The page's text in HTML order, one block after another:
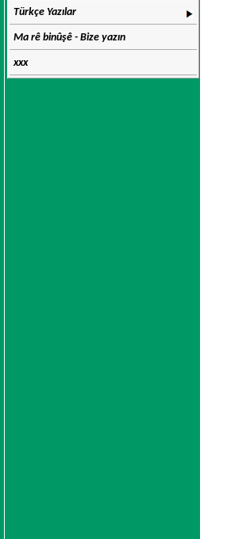
Türkçe Yazılar
Ma rê binûşê - Bize yazın
xxx